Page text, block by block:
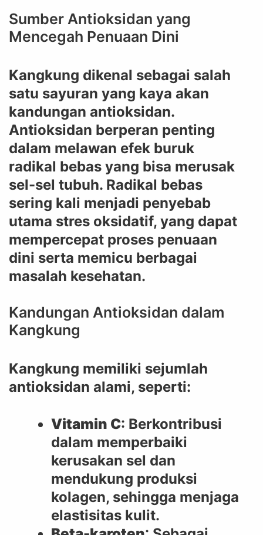
Sumber Antioksidan yang
Mencegah Penuaan Dini
Kangkung dikenal sebagai salah
satu sayuran yang kaya akan
kandungan antioksidan.
Antioksidan berperan penting
dalam melawan efek buruk
radikal bebas yang bisa merusak
sel-sel tubuh. Radikal bebas
sering kali menjadi penyebab
utama stres oksidatif, yang dapat
mempercepat proses penuaan
dini serta memicu berbagai
masalah kesehatan.
Kandungan Antioksidan dalam
Kangkung
Kangkung memiliki sejumlah
antioksidan alami, seperti:
Vitamin C: Berkontribusi
dalam memperbaiki
kerusakan sel dan
mendukung produksi
kolagen, sehingga menjaga
elastisitas kulit.